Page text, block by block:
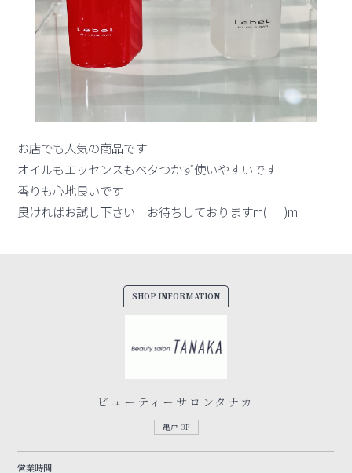
お店でも人気の商品です
オイルもエッセンスもベタつかず使いやすいです
香りも心地良いです
良ければお試し下さい お待ちしておりますm(_ _)m
SHOP INFORMATION
ビューティーサロンタナカ
亀戸 3F
営業時間